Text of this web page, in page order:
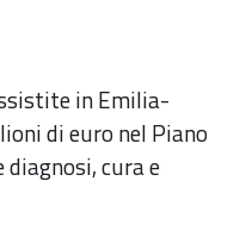
in Emilia-
di euro nel Piano
cura e